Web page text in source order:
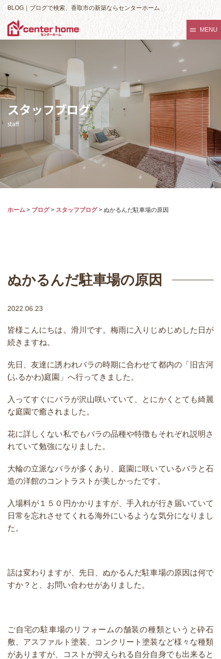
BLOG｜ブログで検索、香取市の新築ならセンターホーム
MENU
スタッフブログ
staff
ホーム > ブログ> スタッフブログ> ぬかるんだ駐車場の原因
ぬかるんだ駐車場の原因
2022.06.23
皆様こんにちは。滑川です。梅雨に入りじめじめした日が
続きますね。
先日、友達に誘われバラの時期に合わせて都内の「
旧古河
(ふるかわ)庭園 」へ行ってきました。
入ってすぐにバラが沢山咲いていて、とにかくとても綺麗
な庭園で癒されました。
花に詳しくない私でもバラの品種や特徴もそれぞれ説明さ
れていて勉強になりました。
大輪の立派なバラが多くあり、庭園に咲いているバラと石
造の洋館のコントラストが美しかったです。
入場料が１５０円かかりますが、手入れが行き届いていて
日常を忘れさせてくれる海外にいるような気分になりまし
た。
話は変わりますが、先日、ぬかるんだ駐車場の原因は何で
すか？と、お問い合わせがありました。
ご自宅の駐車場のリフォームの舗装の種類というと砕石
敷、アスファルト塗装、コンクリート塗装など様々な種類
がありますが、コストが抑えられる自分自身でも出来ると